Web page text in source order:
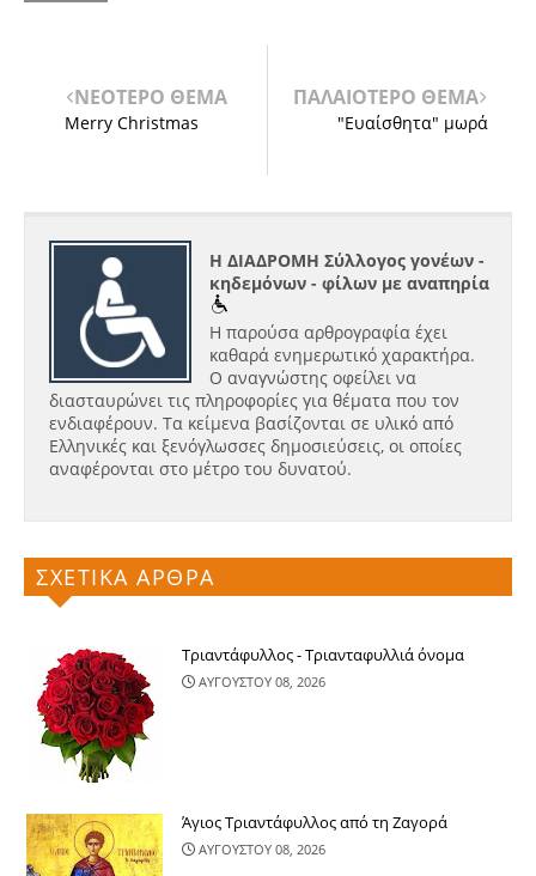
ΝΕΟΤΕΡΟ ΘΕΜΑ
Merry Christmas
ΠΑΛΑΙΟΤΕΡΟ ΘΕΜΑ
"Ευαίσθητα" μωρά
Η ΔΙΑΔΡΟΜΗ Σύλλογος γονέων -
κηδεμόνων - φίλων με αναπηρία
Η παρούσα αρθρογραφία έχει
καθαρά ενημερωτικό χαρακτήρα.
Ο αναγνώστης οφείλει να
διασταυρώνει τις πληροφορίες για θέματα που τον
ενδιαφέρουν. Τα κείμενα βασίζονται σε υλικό από
Ελληνικές και ξενόγλωσσες δημοσιεύσεις, οι οποίες
αναφέρονται στο μέτρο του δυνατού.
ΣΧΕΤΙΚΑ ΑΡΘΡΑ
Τριαντάφυλλος - Τριανταφυλλιά όνομα
ΑΥΓΟΥΣΤΟΥ 08, 2026
Άγιος Τριαντάφυλλος από τη Ζαγορά
ΑΥΓΟΥΣΤΟΥ 08, 2026